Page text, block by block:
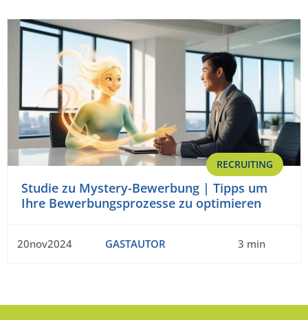
RECRUITING
Studie zu Mystery-Bewerbung | Tipps um
Ihre Bewerbungsprozesse zu optimieren
20nov2024 GASTAUTOR 3 min